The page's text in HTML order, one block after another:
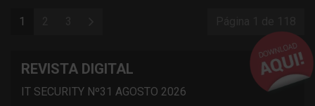
1
REVISTA DIGITAL
IT SECURITY Nº31 AGOSTO 2026